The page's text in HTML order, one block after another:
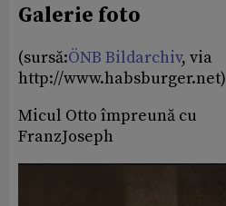
Galerie foto
(sursă:ÖNB Bildarchiv, via
http://www.habsburger.net)
Micul Otto împreună cu
FranzJoseph